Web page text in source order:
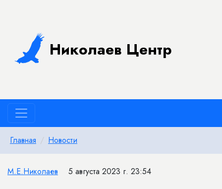
Николаев Центр
Главная Новости
М.Е.Николаев 5 августа 2023 г. 23:54